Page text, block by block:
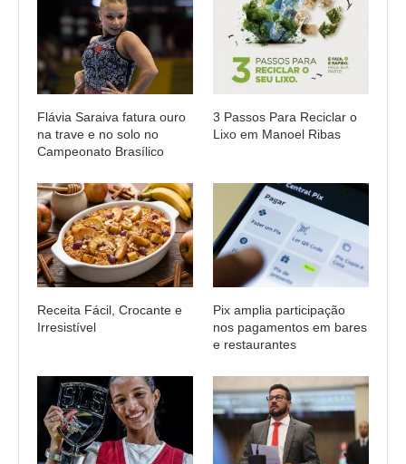
Flávia Saraiva fatura ouro
na trave e no solo no
Campeonato Brasílico
3 Passos Para Reciclar o
Lixo em Manoel Ribas
Receita Fácil, Crocante e
Irresistível
Pix amplia participação
nos pagamentos em bares
e restaurantes